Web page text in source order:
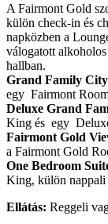
A Fairmont Gold
külön check-in és
napközben a
válogatott
hallban.
Grand Family
egy Fairmont
Deluxe Grand
King és egy
Fairmont Gold
a Fairmont Gold
One Bedroom
King, külön nappali
Ellátás: Reggeli